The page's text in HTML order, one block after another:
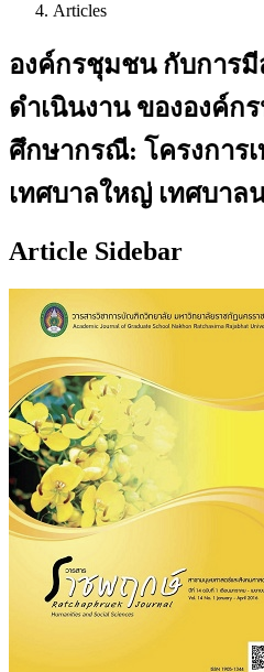
Articles
องค์กรชุมชน กับการ
ดำเนินงาน ขององค์ก
ศึกษากรณี: โครงการ
เทศบาลใหญ่ เทศบา
Article Sidebar